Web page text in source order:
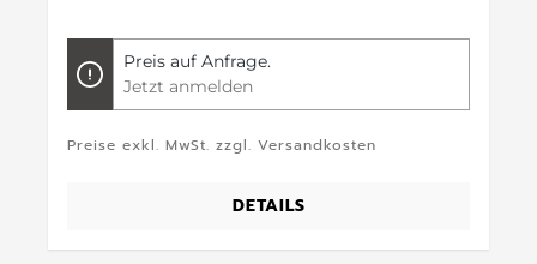
Preis auf Anfrage.
Jetzt anmelden
Preise exkl. MwSt. zzgl. Versandkosten
DETAILS